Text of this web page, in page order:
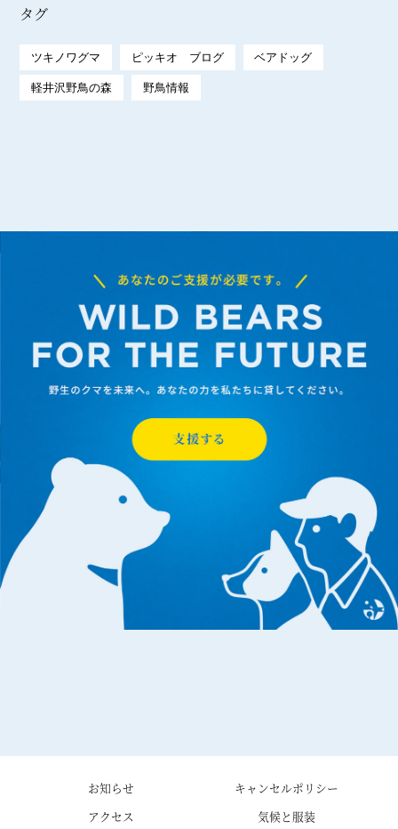
タグ
ツキノワグマ ピッキオ ブログ ベアドッグ
軽井沢野鳥の森 野鳥情報
お知らせ
キャンセルポリシー
アクセス
気候と服装